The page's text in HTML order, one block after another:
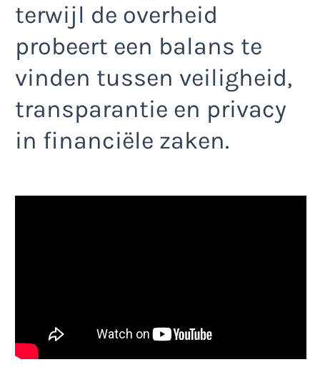
terwijl de overheid
probeert een balans te
vinden tussen veiligheid,
transparantie en privacy
in financiële zaken.